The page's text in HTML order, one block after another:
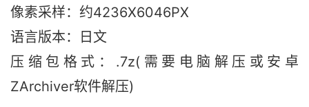
像素采样：约4236X6046PX
语言版本：日文
压缩包格式：.7z(需要电脑解压或安卓
ZArchiver软件解压)